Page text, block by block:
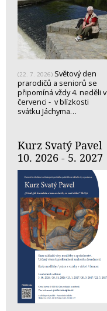
(22. 7. 2026) Světový den
prarodičů a seniorů se
připomíná vždy 4. neděli v
červenci - v blízkosti
svátku Jáchyma…
Kurz Svatý Pavel
10. 2026 - 5. 2027